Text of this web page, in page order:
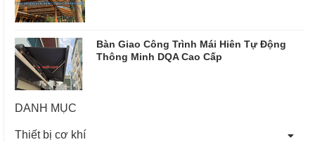
Bàn Giao Công Trình Mái Hiên Tự Động
Thông Minh DQA Cao Cấp
DANH MỤC
Thiết bị cơ khí